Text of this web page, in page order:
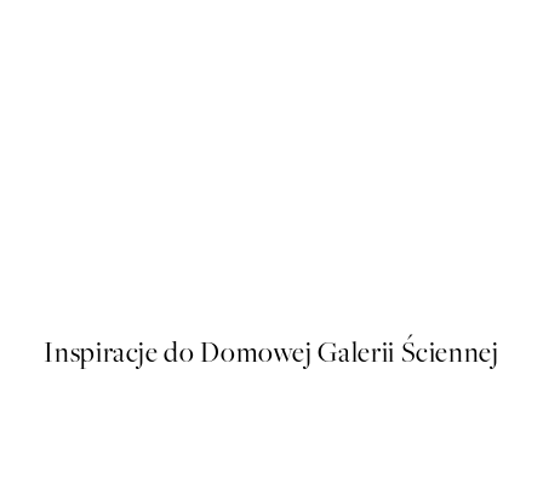
Inspiracje do Domowej Galerii Ściennej